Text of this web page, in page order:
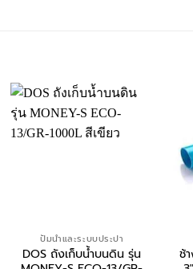
ปั้มน้ำและระบบประปา
DOS ถังเก็บน้ำบนดิน รุ่น
ช้